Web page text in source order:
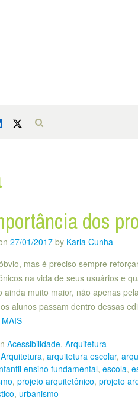
dos
27/01/2017by Karla Cunha
mas é preciso sempre
na vida de seus usuários e
ainda muito maior, não apenas
alunos passam dentro dessas
Acessibilidade, Arquitetura
Arquitetura, arquitetura escolar,
ensino fundamental, escola,
, projeto arquitetônico, projeto
, urbanismo